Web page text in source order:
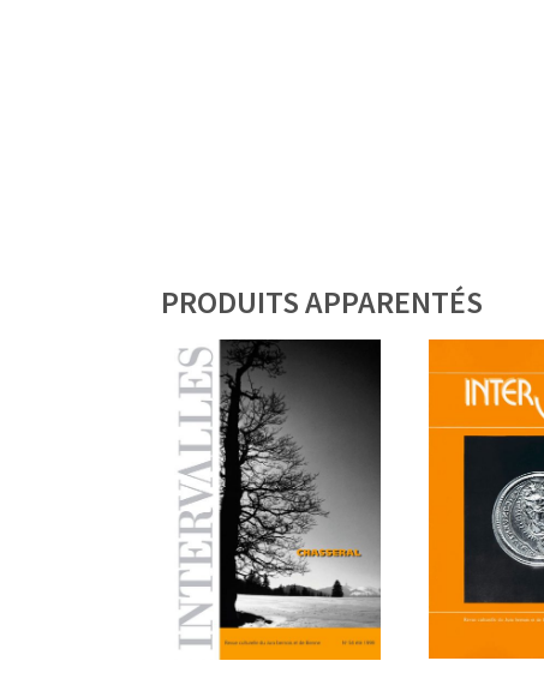
PRODUITS APPARENTÉS